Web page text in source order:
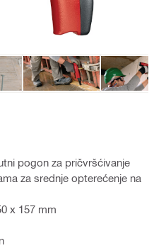
pogon za pričvršćivanje
za srednje opterećenje na
x 157 mm